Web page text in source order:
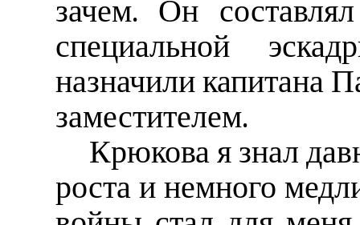
зачем. Он
специальной
назначили капитана
заместителем.
Крюкова я знал
роста и немного